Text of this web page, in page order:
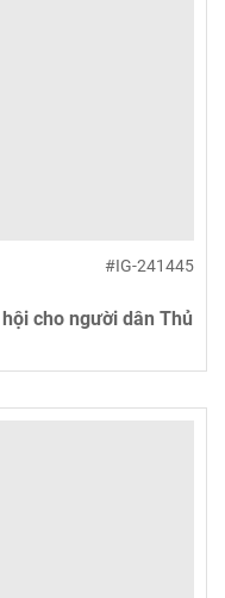
#IG-241445
cho người dân Thủ